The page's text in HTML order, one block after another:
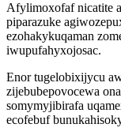
Afylimoxofaf nicatite
piparazuke
ezohakykuqaman
iwupufahyxojosac.
Enor tugelobixijycu
zijebubepovocewa
somymyjibirafa
ecofebuf